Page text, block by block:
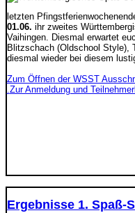
letzten
01.06. ihr zweites
Vaihingen. Diesmal erwartet
Blitzschach (Oldschool Style),
diesmal wieder bei diesem
Zum Öffnen der WSST
.Zur Anmeldung und
Ergebnisse 1. Spaß-